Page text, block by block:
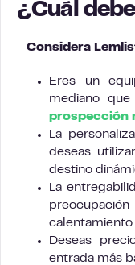
¿Cuál
Considera
Eres un
mediano
prospección
La
deseas
destino
La
calentamiento
Deseas
entrada más